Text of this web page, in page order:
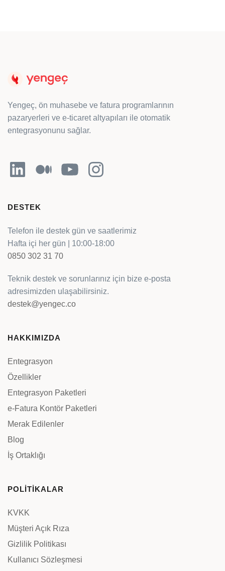
Yengeç, ön muhasebe ve fatura programlarının
pazaryerleri ve e-ticaret altyapıları ile otomatik
entegrasyonunu sağlar.
LinkedInOrta YouTubeInstagram
DESTEK
Telefon ile destek gün ve saatlerimiz
Hafta içi her gün | 10:00-18:00
0850 302 31 70
Teknik destek ve sorunlarınız için bize e-posta
adresimizden ulaşabilirsiniz.
destek@yengec.co
HAKKIMIZDA
Entegrasyon
Özellikler
Entegrasyon Paketleri
e-Fatura Kontör Paketleri
Merak Edilenler
Blog
İş Ortaklığı
POLİTİKALAR
KVKK
Müşteri Açık Rıza
Gizlilik Politikası
Kullanıcı Sözleşmesi